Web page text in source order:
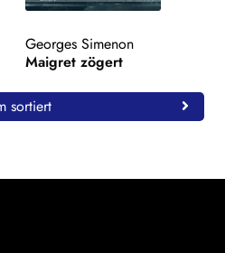
Georges Simenon
Maigret zögert
sortiert